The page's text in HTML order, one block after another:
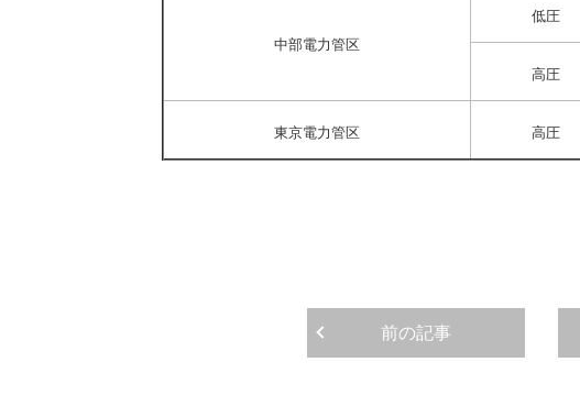
中部電力管区
低圧
高圧
東京電力管区 高圧
前の記事